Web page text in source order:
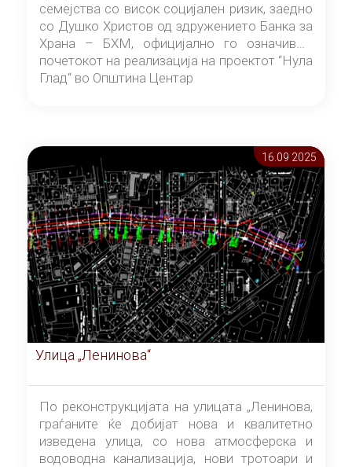
семејства со висок социјален ризик, заедно
со Душко Христов од здружението Банка за
Храна – БХМ, официјално го означивме
почетокот на реализација на проектот “Нула
Глад“ во Општина Центар
16.09 2025
Улица „Ленинова“
По реконструкцијата на улицата „Ленинова,
граѓаните ќе добијат нова и квалитетно
изведена улица, со нова атмосферска и
водоводна канализација, нови тротоари и